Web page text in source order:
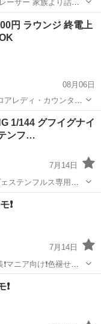
より詰み
ます。
四駆
円 ラウンジ 終電上
08月06日
アレディ・カウンター
・パート <給与> [ア・
の方は時給5,00...
1/144 グフイグナイ
ンフ…
7月14日
ステンフルス専用
年7月11日に発売され
形ガンプラです。 ...
❗
7月14日